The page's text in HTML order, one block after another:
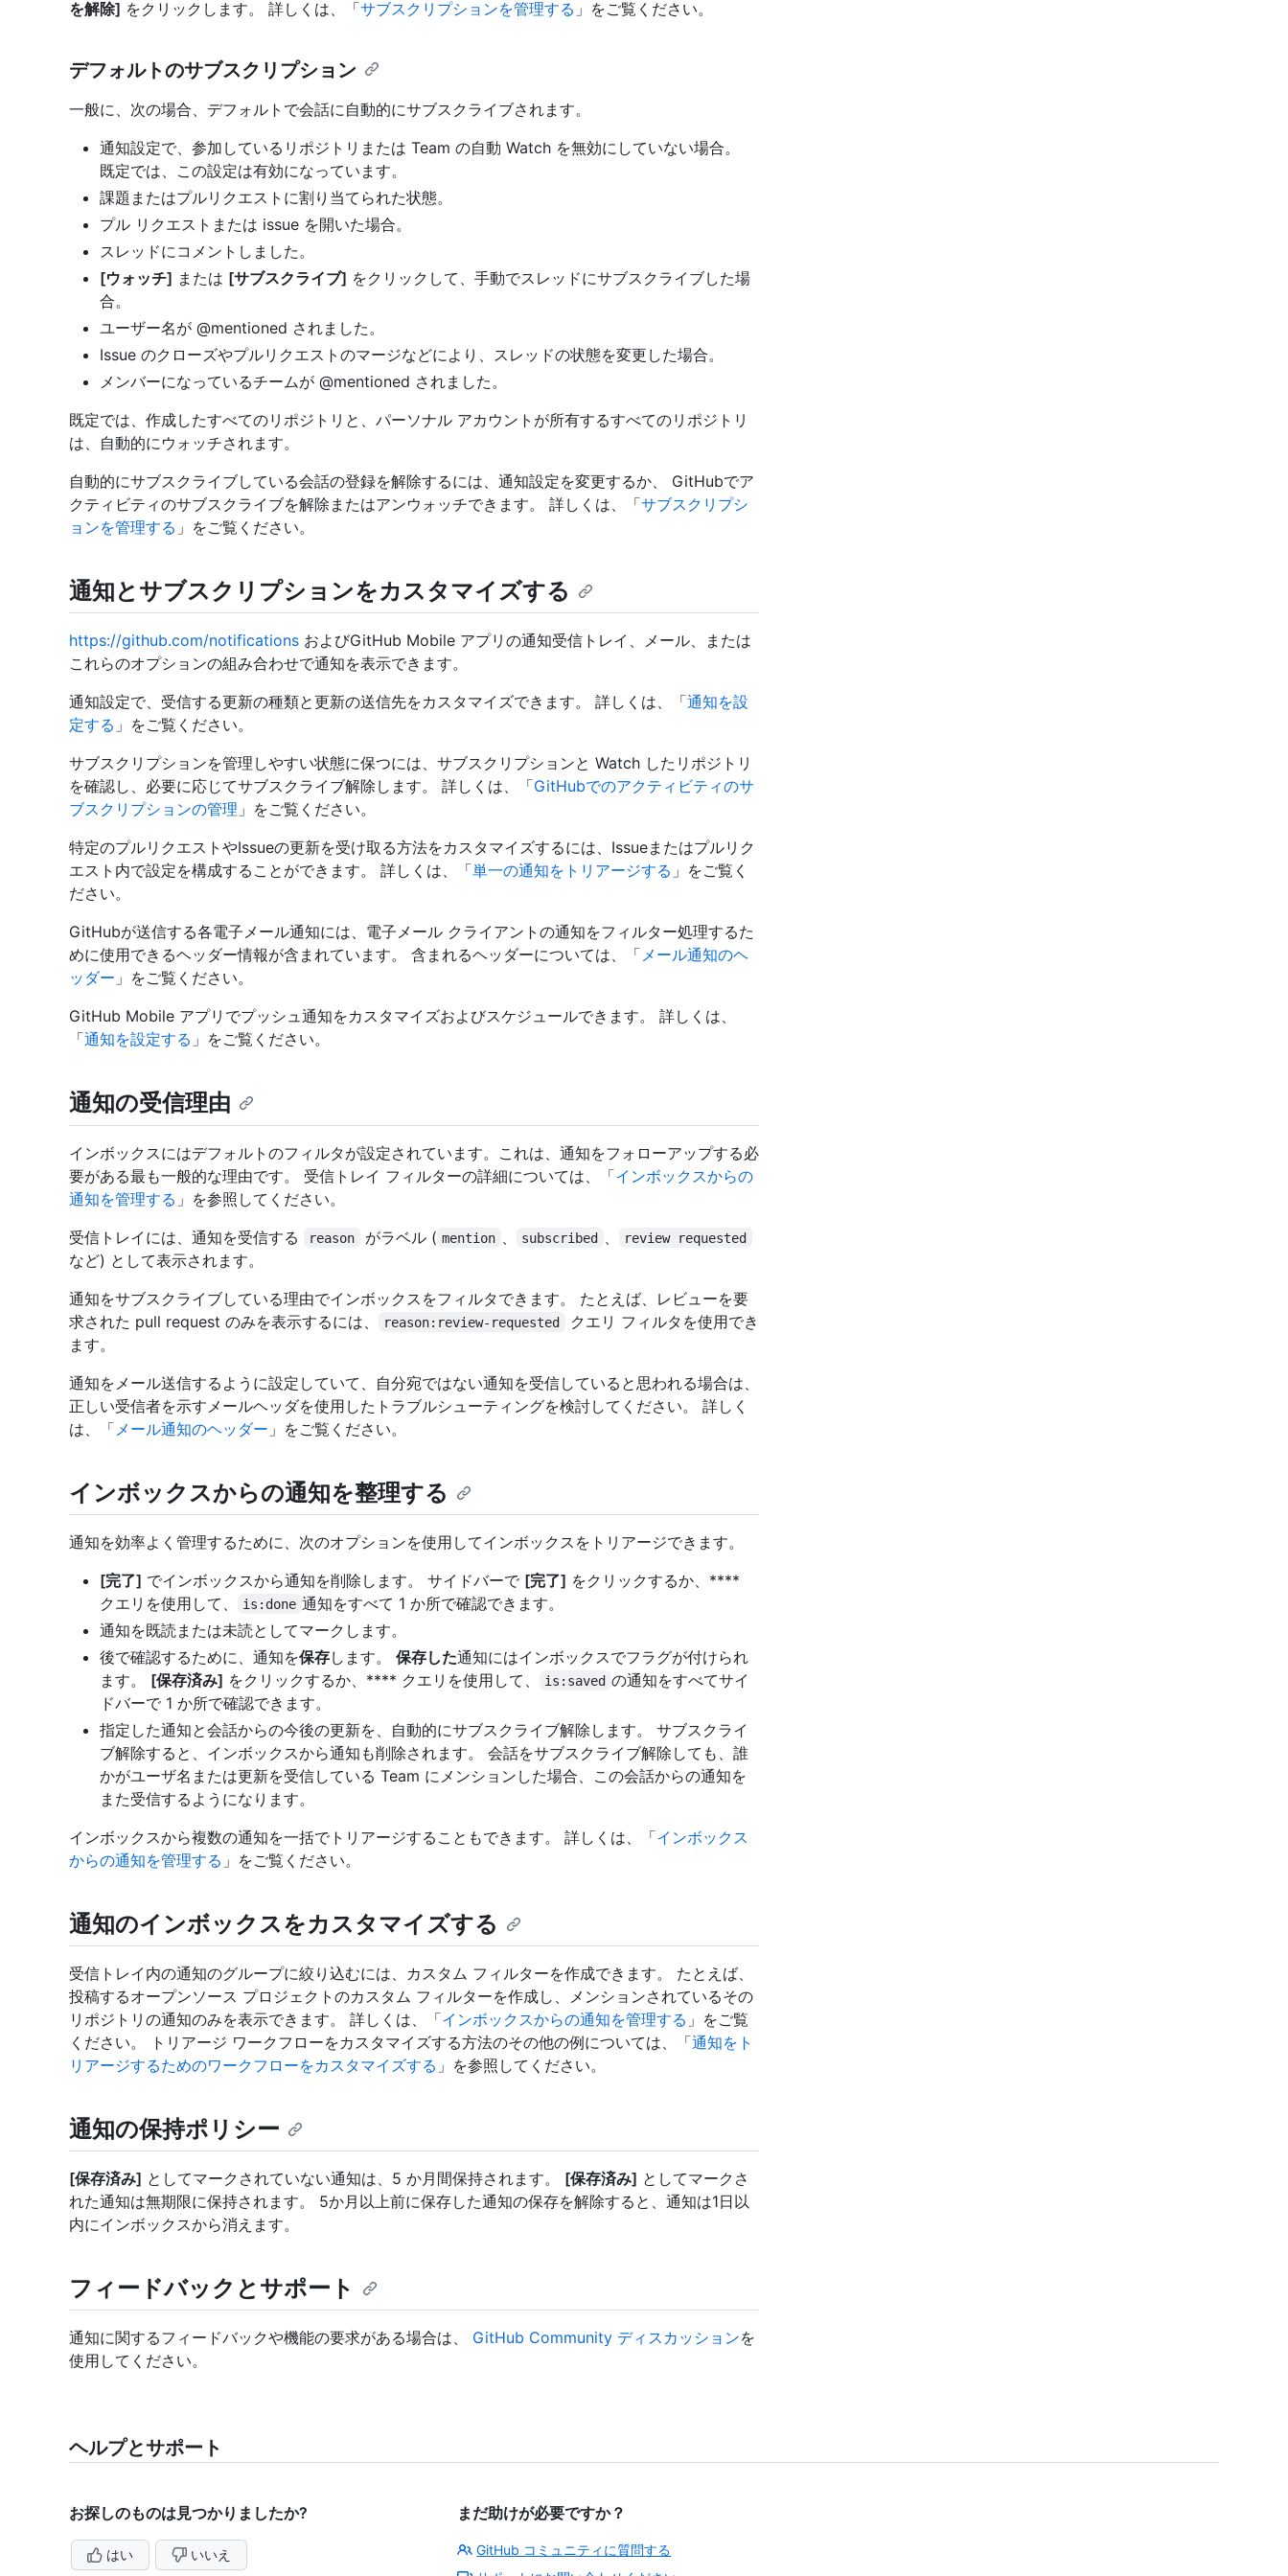
を解除] をクリックします。 詳しくは、「サブスクリプションを管理する 」をご覧ください。
デフォルトのサブスクリプション
一般に、次の場合、デフォルトで会話に自動的にサブスクライブされます。
通知設定で、参加しているリポジトリまたは Team の自動 Watch を無効にしていない場合。
既定では、この設定は有効になっています。
課題またはプルリクエストに割り当てられた状態。
プル リクエストまたは issue を開いた場合。
スレッドにコメントしました。
[ウォッチ] または [サブスクライブ] をクリックして、手動でスレッドにサブスクライブした場
合。
ユーザー名が @mentioned されました。
Issue のクローズやプルリクエストのマージなどにより、スレッドの状態を変更した場合。
メンバーになっているチームが @mentioned されました。
既定では、作成したすべてのリポジトリと、パーソナル アカウントが所有するすべてのリポジトリ
は、自動的にウォッチされます。
自動的にサブスクライブしている会話の登録を解除するには、通知設定を変更するか、 GitHubでア
クティビティのサブスクライブを解除またはアンウォッチできます。 詳しくは、「サブスクリプシ
ョンを管理する 」をご覧ください。
通知とサブスクリプションをカスタマイズする
https://github.com/notifications およびGitHub Mobile アプリの通知受信トレイ、メール、または
これらのオプションの組み合わせで通知を表示できます。
通知設定で、受信する更新の種類と更新の送信先をカスタマイズできます。 詳しくは、「通知を設
定する 」をご覧ください。
サブスクリプションを管理しやすい状態に保つには、サブスクリプションと Watch したリポジトリ
を確認し、必要に応じてサブスクライブ解除します。 詳しくは、「GitHubでのアクティビティのサ
ブスクリプションの管理 」をご覧ください。
特定のプルリクエストやIssueの更新を受け取る方法をカスタマイズするには、Issueまたはプルリク
エスト内で設定を構成することができます。 詳しくは、「単一の通知をトリアージする 」をご覧く
ださい。
GitHubが送信する各電子メール通知には、電子メール クライアントの通知をフィルター処理するた
めに使用できるヘッダー情報が含まれています。 含まれるヘッダーについては、「メール通知のヘ
ッダー 」をご覧ください。
GitHub Mobile アプリでプッシュ通知をカスタマイズおよびスケジュールできます。 詳しくは、
「通知を設定する 」をご覧ください。
通知の受信理由
インボックスにはデフォルトのフィルタが設定されています。これは、通知をフォローアップする必
要がある最も一般的な理由です。 受信トレイ フィルターの詳細については、「インボックスからの
通知を管理する 」を参照してください。
受信トレイには、通知を受信する
reason がラベル ( mention subscribed review requested
など) として表示されます。
通知をサブスクライブしている理由でインボックスをフィルタできます。 たとえば、レビューを要
求された pull request のみを表示するには、
reason:review-requested
クエリ フィルタを使用でき
ます。
通知をメール送信するように設定していて、自分宛ではない通知を受信していると思われる場合は、
正しい受信者を示すメールヘッダを使用したトラブルシューティングを検討してください。 詳しく
は、「 メール通知のヘッダー 」をご覧ください。
インボックスからの通知を整理する
通知を効率よく管理するために、次のオプションを使用してインボックスをトリアージできます。
[完了] でインボックスから通知を削除します。 サイドバーで [完了] をクリックするか、****
クエリを使用して、
is:done 通知をすべて 1 か所で確認できます。
通知を既読または未読としてマークします。
後で確認するために、通知を保存します。 保存した通知にはインボックスでフラグが付けられ
ます。 [保存済み] をクリックするか、**** クエリを使用して、 is:saved の通知をすべてサイ
ドバーで 1 か所で確認できます。
指定した通知と会話からの今後の更新を、自動的にサブスクライブ解除します。 サブスクライ
ブ解除すると、インボックスから通知も削除されます。 会話をサブスクライブ解除しても、誰
かがユーザ名または更新を受信している Team にメンションした場合、この会話からの通知を
また受信するようになります。
インボックスから複数の通知を一括でトリアージすることもできます。 詳しくは、「インボックス
からの通知を管理する 」をご覧ください。
通知のインボックスをカスタマイズする
受信トレイ内の通知のグループに絞り込むには、カスタム フィルターを作成できます。 たとえば、
投稿するオープンソース プロジェクトのカスタム フィルターを作成し、メンションされているその
リポジトリの通知のみを表示できます。 詳しくは、「インボックスからの通知を管理する 」をご覧
ください。 トリアージ ワークフローをカスタマイズする方法のその他の例については、「通知をト
リアージするためのワークフローをカスタマイズする 」を参照してください。
通知の保持ポリシー
[保存済み] としてマークされていない通知は、5 か月間保持されます。 [保存済み] としてマークさ
れた通知は無期限に保持されます。 5か月以上前に保存した通知の保存を解除すると、通知は1日以
内にインボックスから消えます。
フィードバックとサポート
通知に関するフィードバックや機能の要求がある場合は、 GitHub Community ディスカッションを
使用してください。
ヘルプとサポート
お探しのものは見つかりましたか?
はい いいえ
まだ助けが必要ですか？
GitHub コミュニティに質問する